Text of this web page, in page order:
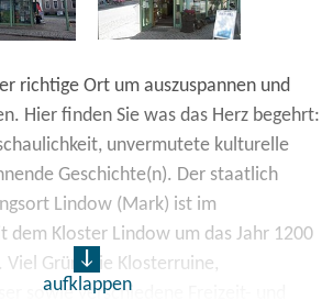
richtige Ort um auszuspannen und
Hier finden Sie was das Herz begehrt:
unvermutete kulturelle
Geschichte(n). Der staatlich
Lindow (Mark) ist im
dem Kloster Lindow um das Jahr 1200
Grün, die Klosterruine,
sowie verschiedene Freizeit- und
aufklappen